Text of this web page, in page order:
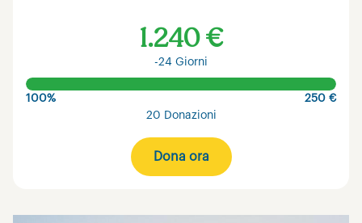
1.240 €
-24 Giorni
100%
250 €
20 Donazioni
Dona ora